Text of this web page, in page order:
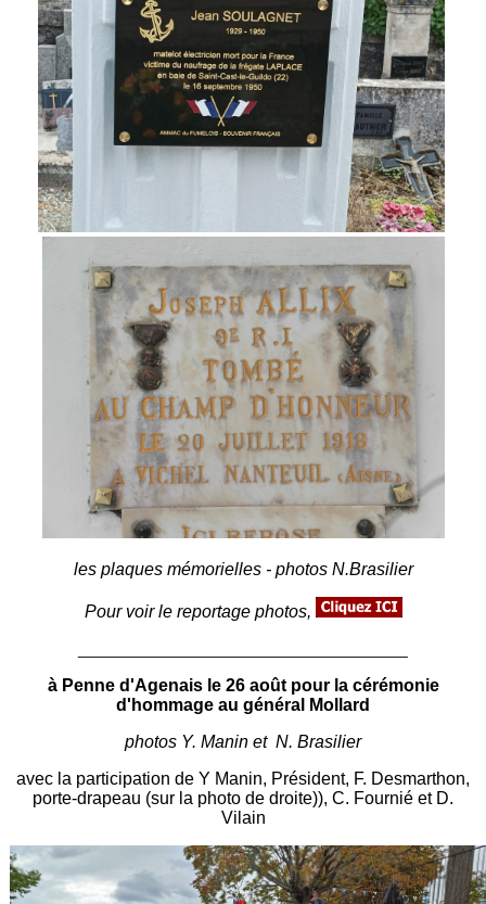
les plaques mémorielles - photos N.Brasilier
Pour voir le reportage photos,
à Penne d'Agenais le 26 août pour la cérémonie
d'hommage au général Mollard
photos Y. Manin et N. Brasilier
avec la participation de Y Manin, Président, F. Desmarthon,
porte-drapeau (sur la photo de droite)), C. Fournié et D.
Vilain